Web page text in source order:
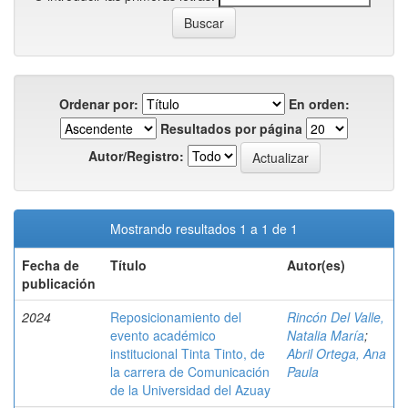
Ordenar por:
En orden:
Resultados por página
Autor/Registro:
Mostrando resultados 1 a 1 de 1
Fecha de
publicación
Título Autor(es)
2024
Reposicionamiento del
evento académico
institucional Tinta Tinto, de
la carrera de Comunicación
de la Universidad del Azuay
Rincón Del Valle,
Natalia María;
Abril Ortega, Ana
Paula